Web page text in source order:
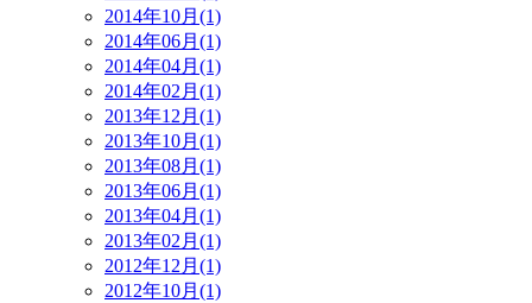
2014年10月(1)
2014年06月(1)
2014年04月(1)
2014年02月(1)
2013年12月(1)
2013年10月(1)
2013年08月(1)
2013年06月(1)
2013年04月(1)
2013年02月(1)
2012年12月(1)
2012年10月(1)